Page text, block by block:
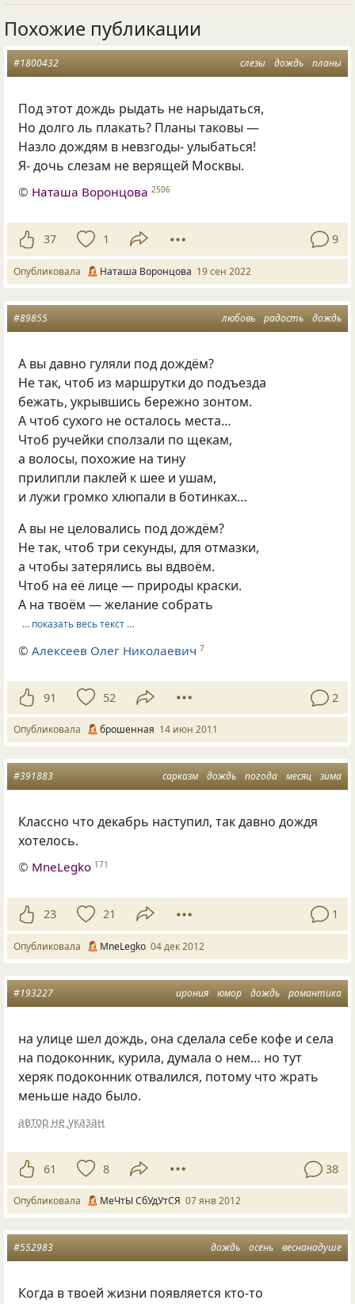
Похожие публикации
слезы дождь планы
#1800432
Под этот дождь рыдать не нарыдаться,
Но долго ль плакать? Планы таковы —
Назло дождям в невзгоды- улыбаться!
Я- дочь слезам не верящей Москвы.
© Наташа Воронцова 2506
37 1 9
Опубликовала Наташа Воронцова 19 сен 2022
любовь радость дождь
#89855
А вы давно гуляли под дождём?
Не так, чтоб из маршрутки до подъезда
бежать, укрывшись бережно зонтом.
А чтоб сухого не осталось места…
Чтоб ручейки сползали по щекам,
а волосы, похожие на тину
прилипли паклей к шее и ушам,
и лужи громко хлюпали в ботинках…
А вы не целовались под дождём?
Не так, чтоб три секунды, для отмазки,
а чтобы затерялись вы вдвоём.
Чтоб на её лице — природы краски.
А на твоём — желание собрать
… показать весь текст …
©Алексеев Олег Николаевич 7
91 52 2
Опубликовала брошенная 14 июн 2011
сарказм дождь погода месяц зима
#391883
Классно что декабрь наступил, так давно дождя
хотелось.
© MneLegko 171
23 21 1
Опубликовала MneLegko 04 дек 2012
ирония юмор дождь романтика
#193227
на улице шел дождь, она сделала себе кофе и села
на подоконник, курила, думала о нем… но тут
херяк подоконник отвалился, потому что жрать
меньше надо было.
автор не указан
61 8 38
Опубликовала МеЧтЫ СбУдУтСЯ 07 янв 2012
дождь осень веснанадуше
#552983
Когда в твоей жизни появляется кто-то